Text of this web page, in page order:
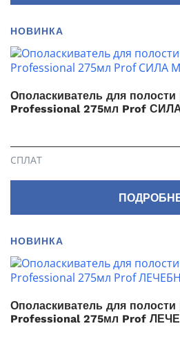
НОВИНКА
Ополаскиватель для полости
Professional 275мл Prof
СПЛАТ
НОВИНКА
Ополаскиватель для полости
Professional 275мл Prof